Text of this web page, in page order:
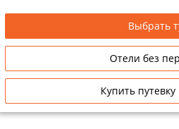
Выбрать
Отели без
Купить